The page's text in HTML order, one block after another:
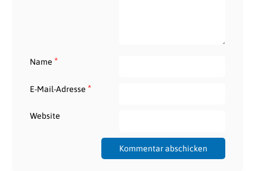
Name *
E-Mail-Adresse *
Website